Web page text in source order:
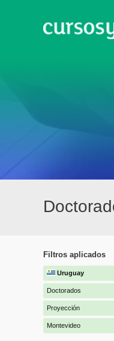
Filtros aplicados
Uruguay
Doctorados
Proyección
Montevideo